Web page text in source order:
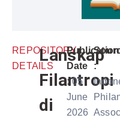
REPOSITORY
DETAILS
Lanskap
Filantropi
di
Publication
Date
:05
June
2026
: